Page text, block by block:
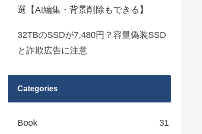
選【AI編集・背景削除もできる】
32TBのSSDが7,480円？容量偽装SSD
と詐欺広告に注意
Categories
Book 31